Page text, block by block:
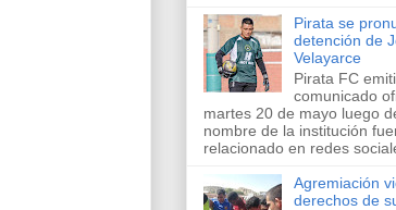
Pirata se
detención de
Velayarce
Pirata FC
comunicado
martes 20 de mayo luego
nombre de la institución
relacionado en redes
Agremiación
derechos de